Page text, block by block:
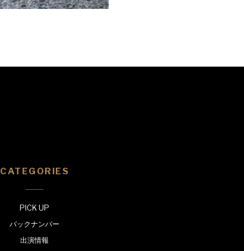
CATEGORIES
PICK UP
バックナンバー
出演情報